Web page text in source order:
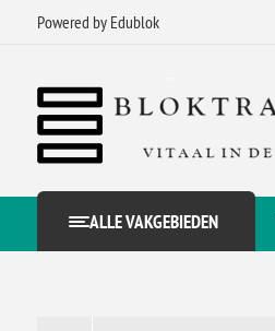
Powered by Edublok
ALLE VAKGEBIEDEN